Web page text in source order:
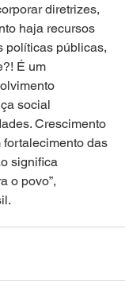
diretrizes,
haja recursos
políticas públicas,
É um
social
Crescimento
das
significa
o povo”,